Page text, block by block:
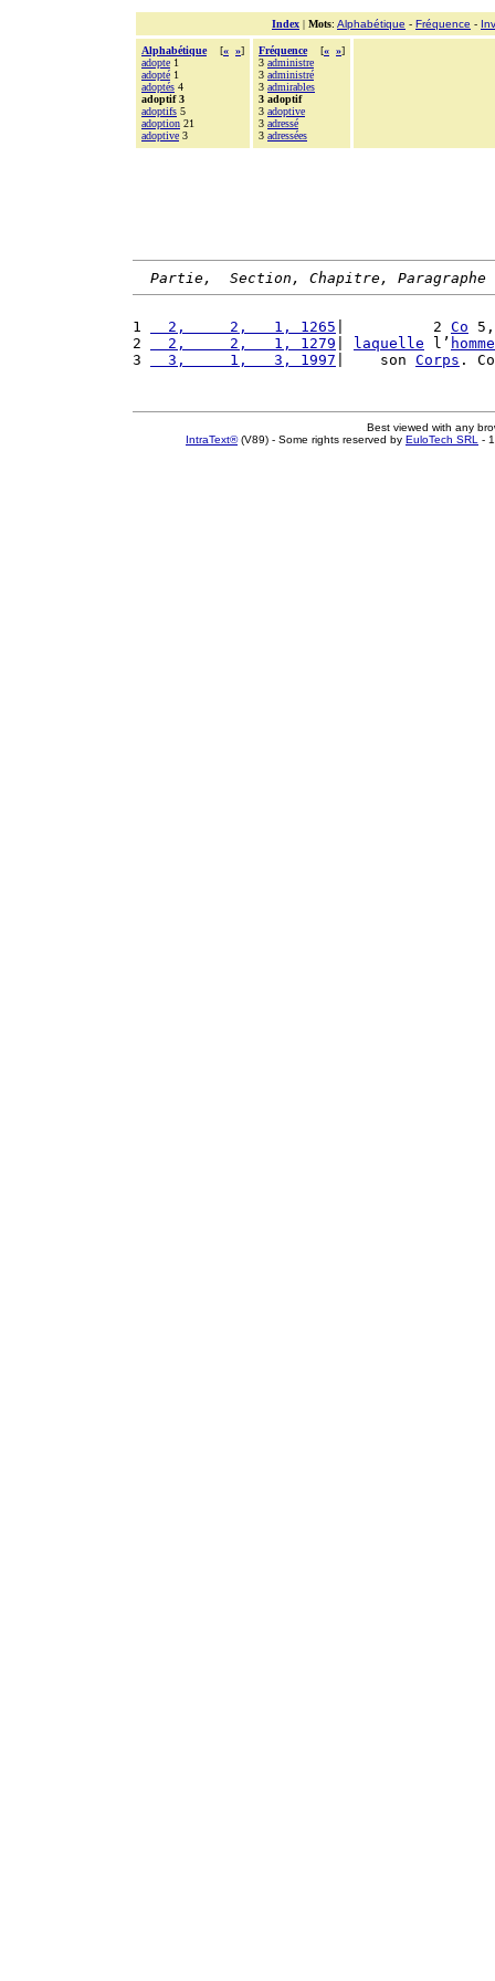
Index | Mots: Alphabétique - Fréquence -
Alphabétique [« »]
adopte 1
adopté 1
adoptés 4
adoptif 3
adoptifs 5
adoption 21
adoptive 3
Fréquence [« »]
3 administre
3 administré
3 admirables
3 adoptif
3 adoptive
3 adressé
3 adressées
Partie,  Section, Chapitre, Paragraphe
1
  2,     2,   1, 1265
|          2 Co
2
  2,     2,   1, 1279
laquelle l’ homme
3
  3,     1,   3, 1997
|    son Corps .
Best viewed with any
IntraText®(V89) - Some rights reserved by EuloTech SRL -